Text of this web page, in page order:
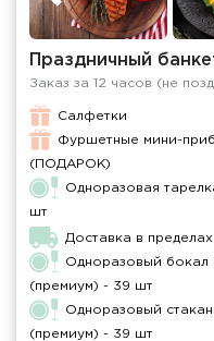
Праздничный
Заказ за 12 часов (не
Салфетки
Фуршетные мини-
(ПОДАРОК)
Одноразовая
шт
Доставка в
Одноразовый бокал
(премиум) - 39 шт
Одноразовый
(премиум) - 39 шт